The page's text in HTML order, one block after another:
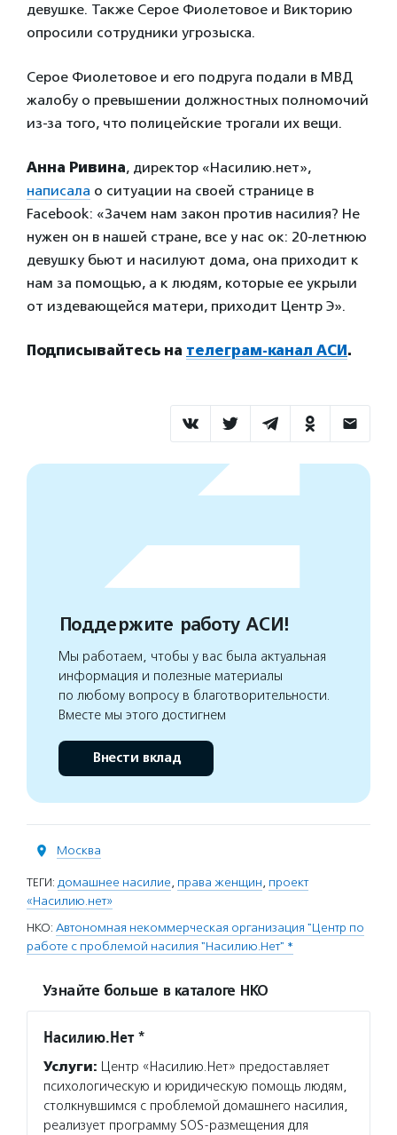
девушке. Также Серое Фиолетовое и Викторию
опросили сотрудники угрозыска.
Серое Фиолетовое и его подруга подали в МВД
жалобу о превышении должностных полномочий
из-за того, что полицейские трогали их вещи.
Анна Ривина, директор «Насилию.нет»,
написала о ситуации на своей странице в
Facebook: «Зачем нам закон против насилия? Не
нужен он в нашей стране, все у нас ок: 20-летнюю
девушку бьют и насилуют дома, она приходит к
нам за помощью, а к людям, которые ее укрыли
от издевающейся матери, приходит Центр Э».
Подписывайтесь на телеграм-канал АСИ.
Поддержите работу АСИ!
Мы работаем, чтобы у вас была актуальная
информация и полезные материалы
по любому вопросу в благотворительности.
Вместе мы этого достигнем
Внести вклад
Москва
ТЕГИ: домашнее насилие, права женщин, проект
«Насилию.нет»
НКО: Автономная некоммерческая организация "Центр по
работе с проблемой насилия "Насилию.Нет" *
Узнайте больше в каталоге НКО
Насилию.Нет *
Услуги: Центр «Насилию.Нет» предоставляет
психологическую и юридическую помощь людям,
столкнувшимся с проблемой домашнего насилия,
реализует программу SOS-размещения для